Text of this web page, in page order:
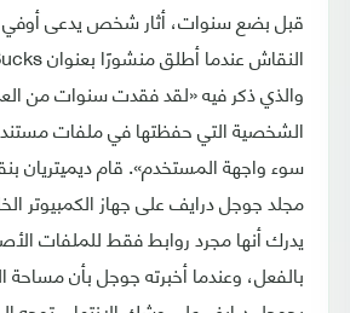
قبل بضع سنوات، أثار شخص يدعى أوفي
والذي ذكر فيه «لقد فقدت سنوات من
الشخصية التي حفظتها في ملفات
سوء واجهة المستخدم». قام ديميتريان
مجلد جوجل درايف على جهاز الكمبيوتر
يدرك أنها مجرد روابط فقط للملفات
بالفعل، وعندما أخبرته جوجل بأن مساحة